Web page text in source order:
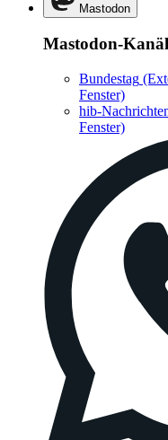
Mastodon
Mastodon-
Bundestag
Fenster)
hib-
Fenster)